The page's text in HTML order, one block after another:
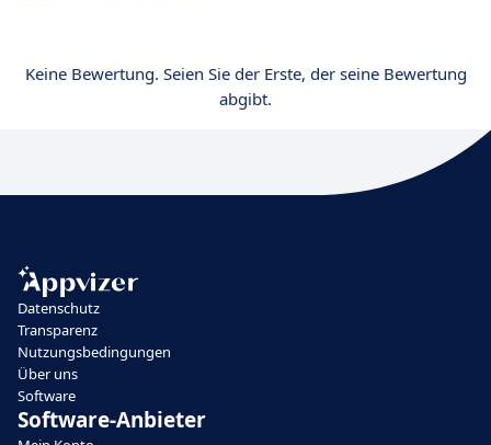
Keine Bewertung. Seien Sie der Erste, der seine Bewertung
abgibt.
Datenschutz
Transparenz
Nutzungsbedingungen
Über uns
Software
Software-Anbieter